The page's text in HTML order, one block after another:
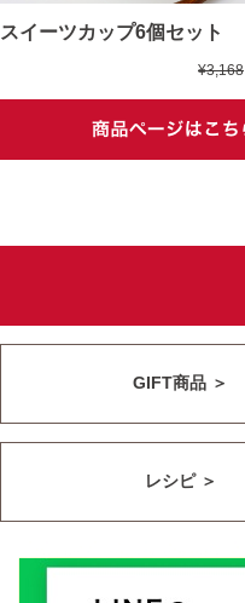
スイーツカップ6個セット
¥3,168
GIFT商品 ＞
レシピ ＞